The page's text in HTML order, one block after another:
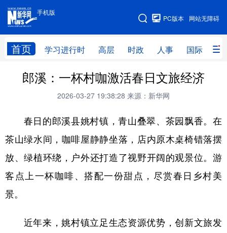
手机版
网站无障碍
PC版本
首页 学习进行时 高层 时政 人事 国际 财
手机版
网站地图
学习进行时 高层 时政 人事
财经 网评
台湾 思客智库 全球连线 教育
科技 科创 量子 体育
文化 书画 健康 军事
访谈 视频 图片 政务
食品 人居 信息化 数字经济
郎溪：一杯村咖激活春日文旅经济
2026-03-27 19:38:28 来源：新华网
春日的郎溪县姚村镇，青山叠翠、茶园飘香。在
茶山绿水间，咖啡屋静静坐落，店内原木桌椅错落摆
放、绿植环绕，户外还打造了视野开阔的观景位。游
客点上一杯咖啡、搭配一份甜点，尽赏春日乡村美
景。
近年来，姚村镇立足生态资源优势，创新文旅发